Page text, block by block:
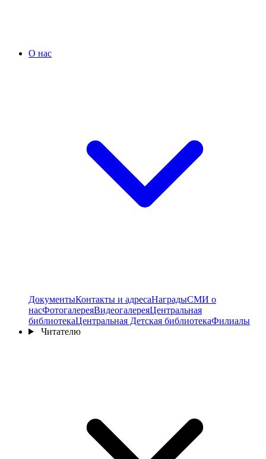
О нас
ДокументыКонтакты и адресаНаградыСМИ о
насФотогалереяВидеогалереяЦентральная
библиотекаЦентральная Детская библиотекаФилиалы
Читателю